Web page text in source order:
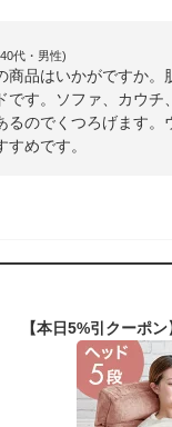
代・男性)
商品はいかがですか
です。ソファ、カウ
るのでくつろげます
すめです。